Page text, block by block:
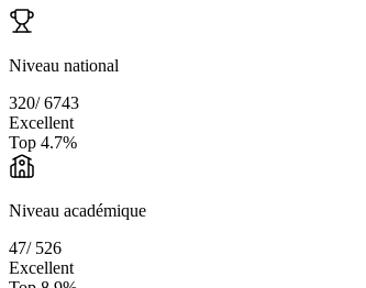
Niveau national
320/6743
Excellent
Top 4.7%
Niveau académique
47/ 526
Excellent